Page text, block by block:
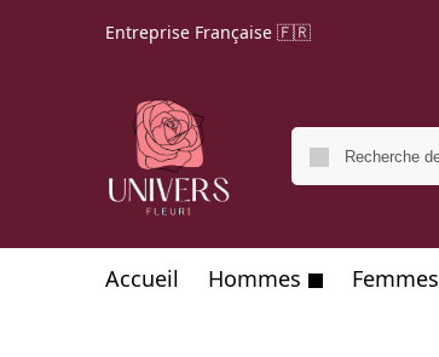
Entreprise Française 🇫🇷
Accueil Hommes Femmes